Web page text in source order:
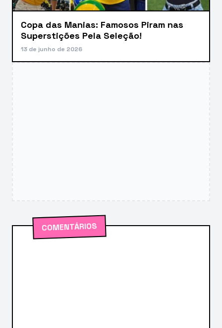
Copa das Manias: Famosos Piram nas
Superstições Pela Seleção!
13 de junho de 2026
COMENTÁRIOS